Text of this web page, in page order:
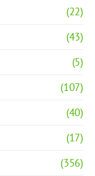
(22)
(43)
(5)
(107)
(40)
(17)
(356)